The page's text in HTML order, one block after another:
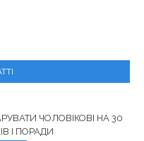
ЧОЛОВІКОВІ НА 30
І ПОРАДИ